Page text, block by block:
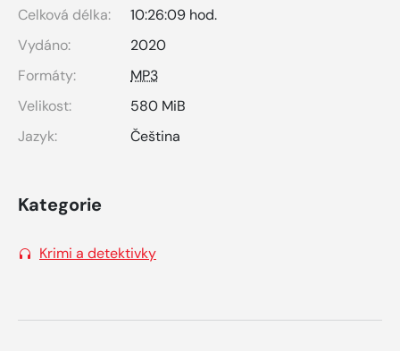
Celková délka:
10:26:09 hod.
Vydáno:
2020
Formáty:
MP3
Velikost:
580 MiB
Jazyk:
Čeština
Kategorie
Krimi a detektivky